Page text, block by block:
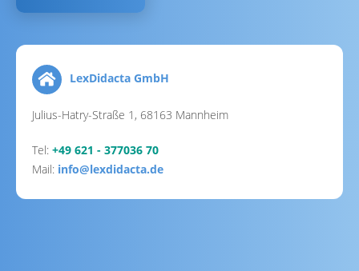
LexDidacta GmbH
Julius-Hatry-Straße 1, 68163 Mannheim
Tel: +49 621 - 377036 70
Mail: info@lexdidacta.de